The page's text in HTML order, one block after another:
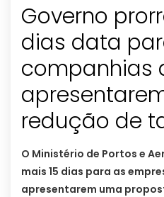
Governo
dias data
companhias
redução de
O Ministério de Portos e
mais 15 dias para as
apresentarem uma